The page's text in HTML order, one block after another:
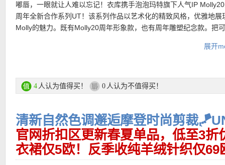
★【UNIQLO Ribbed Cropped Bra Top背心 多色可选，限时特
欧！】出门不用穿内衣，自带支撑的极简短款背心。外观简洁清爽
环绕式支撑设计，能够自然贴合身体曲线，带来稳定而不紧绷的穿
级后的轻薄杯垫，让胸型呈现更柔和、自然、平整的状态，避免厚
直达链接在此
嘟唇，一眼就让人难以忘记！衣库携手泡泡玛特旗下人气IP
周年全新合作系列UT！该系列作品以艺术化的精致风格，优雅地展
Molly的魅力。既有Molly20周年形象款，也有周年雕塑纪念款。把
支付方式： 信用卡(Visa / MasterCard / American Express 等)、
展开
4 人认为值得买！ 0 人认为不值得买！
清新自然色调邂逅摩登时尚剪裁
官网折扣区更新春夏单品，低至3折
衣裙仅5欧！反季收纯羊绒针织仅69